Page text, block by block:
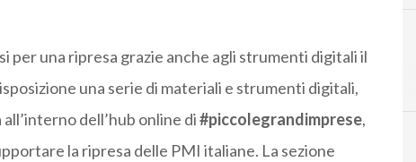
per una ripresa grazie anche agli strumenti digitali il
una serie di materiali e strumenti digitali,
dell’hub online di#piccolegrandimprese,
la ripresa delle PMI italiane. La sezione